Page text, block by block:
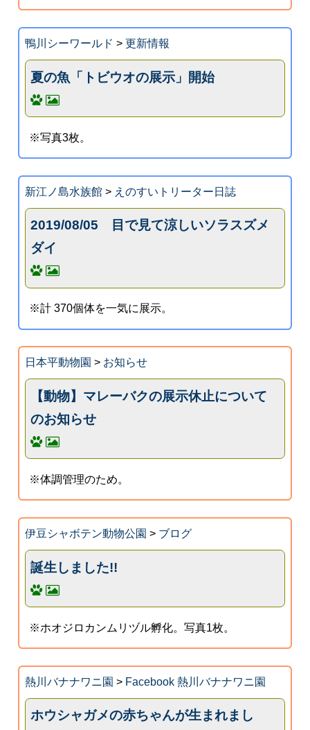
鴨川シーワールド > 更新情報
夏の魚「トビウオの展示」開始
※写真3枚。
新江ノ島水族館> えのすいトリーター日誌
2019/08/05 目で見て涼しいソラスズメ
ダイ
※計 370個体を一気に展示。
日本平動物園 > お知らせ
【動物】マレーバクの展示休止について
のお知らせ
※体調管理のため。
伊豆シャボテン動物公園 > ブログ
誕生しました!!
※ホオジロカンムリヅル孵化。写真1枚。
熱川バナナワニ園 > Facebook 熱川バナナワニ園
ホウシャガメの赤ちゃんが生まれまし